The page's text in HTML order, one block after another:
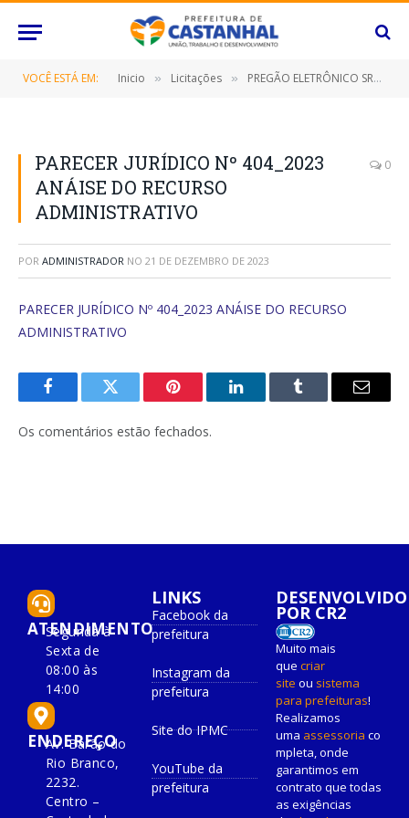
VOCÊ ESTÁ EM: Inicio » Licitações » PREGÃO ELETRÔNICO SRP Nº 067/2023 (CONTRATAÇÃO DE EMPRESA ESPECIALIZADA NO FORNECIMENTO DE ROÇADEIRA, EQUIPAMENTOS, FERRAMENTAS E PEÇAS DE ROÇAGEM E AFINS, DESTINADO A ATENDER AS NECESSIDADES DAS DIVERSAS SECRETARIAS MUNICIPAIS/FUNDOS MUNICIPAIS, DESTE MUNICÍPIO DE CASTANHAL/PA, POR UM PERÍODO DE 12 (DOZE) MESES)
PARECER JURÍDICO Nº 404_2023
ANÁISE DO RECURSO
ADMINISTRATIVO
0
POR ADMINISTRADOR NO 21 DE DEZEMBRO DE 2023
PARECER JURÍDICO Nº 404_2023 ANÁISE DO RECURSO
ADMINISTRATIVO
FacebookTwitter Pinterest O
Tumblr
E-
Os comentários estão fechados.
ATENDIMENTO
Segunda à
Sexta de
08:00 às
14:00
ENDEREÇO
Av. Barão do
Rio Branco,
2232.
Centro –
LINKS
Facebook da
prefeitura
Instagram da
prefeitura
Site do IPMC
YouTube da
prefeitura
DESENVOLVIDO
POR CR2
Muito mais
que criar
site ou sistema
para prefeituras!
Realizamos
uma assessoria co
mpleta, onde
garantimos em
contrato que todas
as exigências